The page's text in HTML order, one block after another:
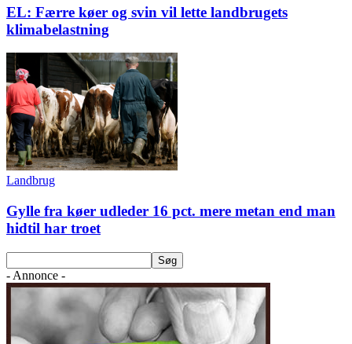
EL: Færre køer og svin vil lette landbrugets
klimabelastning
Landbrug
Gylle fra køer udleder 16 pct. mere metan end man
hidtil har troet
- Annonce -